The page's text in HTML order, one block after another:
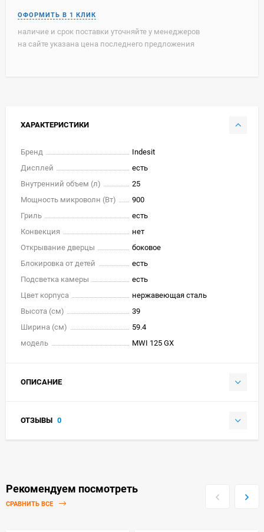
наличие и срок поставки уточняйте у менеджеров
на сайте указана цена последнего предложения
ХАРАКТЕРИСТИКИ
Бренд
Indesit
Дисплей
есть
Внутренний объем (л)
25
Мощность микроволн (Вт)
900
Гриль
есть
Конвекция
нет
Открывание дверцы
боковое
Блокировка от детей
есть
Подсветка камеры
есть
Цвет корпуса
нержавеющая сталь
Высота (см)
39
Ширина (см)
59.4
модель
MWI 125 GX
ОПИСАНИЕ
ОТЗЫВЫ 0
Рекомендуем посмотреть
СРАВНИТЬ ВСЕ